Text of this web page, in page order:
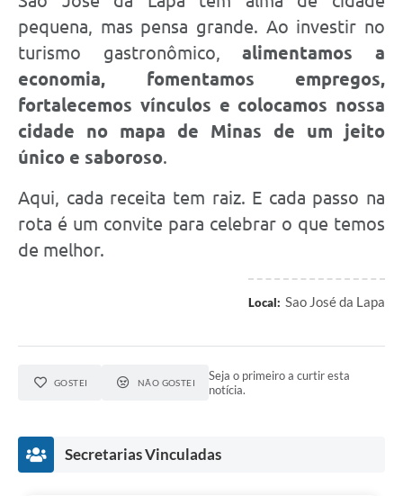
pequena, mas pensa grande. Ao investir no
turismo gastronômico,alimentamos a
economia, fomentamos empregos,
fortalecemos vínculos e colocamos nossa
cidade no mapa de Minas de um jeito
único e saboroso.
Aqui, cada receita tem raiz. E cada passo na
rota é um convite para celebrar o que temos
de melhor.
Local: Sao José da Lapa
GOSTEI NÃO GOSTEI
Seja o primeiro a curtir esta
notícia.
Secretarias Vinculadas